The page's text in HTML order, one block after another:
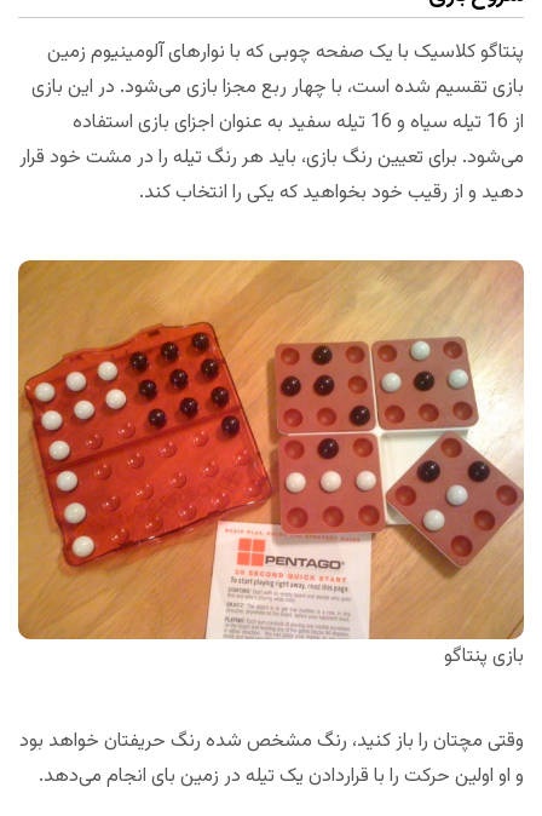
پنتاگو کلاسیک با یک صفحه چوبی که با نوارهای آلومینیوم زمین
بازی تقسیم شده است، با چهار ربع مجزا بازی می‌شود. در این بازی
از 16 تیله سیاه و 16 تیله سفید به عنوان اجزای بازی استفاده
می‌شود. برای تعیین رنگ بازی، باید هر رنگ تیله را در مشت خود قرار
دهید و از رقیب خود بخواهید که یکی را انتخاب کند.
بازی پنتاگو
وقتی مچتان را باز کنید، رنگ مشخص شده رنگ حریفتان خواهد بود
و او اولین حرکت را با قراردادن یک تیله در زمین بای انجام می‌‌دهد.